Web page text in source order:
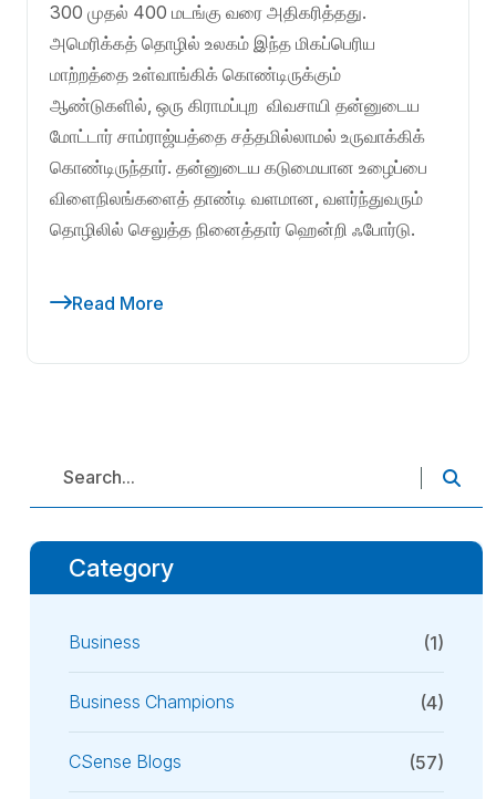
300 முதல் 400 மடங்கு வரை அதிகரித்தது.
அமெரிக்கத் தொழில் உலகம் இந்த மிகப்பெரிய
மாற்றத்தை உள்வாங்கிக் கொண்டிருக்கும்
ஆண்டுகளில், ஒரு கிராமப்புற விவசாயி தன்னுடைய
மோட்டார் சாம்ராஜ்யத்தை சத்தமில்லாமல் உருவாக்கிக்
கொண்டிருந்தார். தன்னுடைய கடுமையான உழைப்பை
விளைநிலங்களைத் தாண்டி வளமான, வளர்ந்துவரும்
தொழிலில் செலுத்த நினைத்தார் ஹென்றி ஃபோர்டு.
Read More
Category
Business (1)
Business Champions (4)
CSense Blogs (57)